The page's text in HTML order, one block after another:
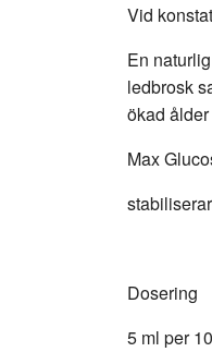
Vid
En
ledbrosk
ökad
Max
Dosering
5 ml per